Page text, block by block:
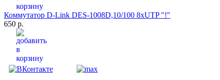
Коммутатор D-Link DES-1008D,10/100 8xUTP "!"
650 р.